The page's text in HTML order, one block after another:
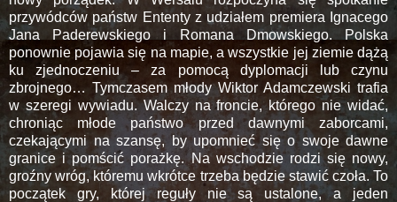
przywódców państw Ententy z udziałem premiera Ignacego
Jana Paderewskiego i Romana Dmowskiego. Polska
ponownie pojawia się na mapie, a wszystkie jej ziemie dążą
ku zjednoczeniu – za pomocą dyplomacji lub czynu
zbrojnego… Tymczasem młody Wiktor Adamczewski trafia
w szeregi wywiadu. Walczy na froncie, którego nie widać,
chroniąc młode państwo przed dawnymi zaborcami,
czekającymi na szansę, by upomnieć się o swoje dawne
granice i pomścić porażkę. Na wschodzie rodzi się nowy,
groźny wróg, któremu wkrótce trzeba będzie stawić czoła. To
początek gry, której reguły nie są ustalone, a jeden